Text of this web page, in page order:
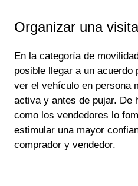
Organizar una visita
En la categoría de
posible llegar a un
ver el vehículo en persona
activa y antes de pujar. De
como los vendedores lo
estimular una mayor
comprador y vendedor.